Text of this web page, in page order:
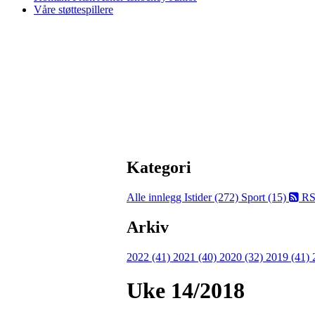
Våre støttespillere
Kategori
Alle innlegg Istider (272) Sport (15)
Arkiv
2022 (41) 2021 (40) 2020 (32) 2019 (41)
Uke 14/2018